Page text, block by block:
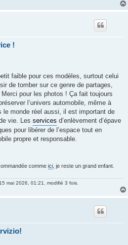
!
faible pour ces modèles, surtout celui
de tomber sur ce genre de partages,
pour les photos ! Ça fait toujours
l’univers automobile, même à
monde réel aussi, il est important de
vie. Les services d’enlèvement d’épave
pour libérer de l’espace tout en
propre et responsable.
comme ici , je reste un grand enfant.
mai 2026, 01:21, modifié 3 fois.